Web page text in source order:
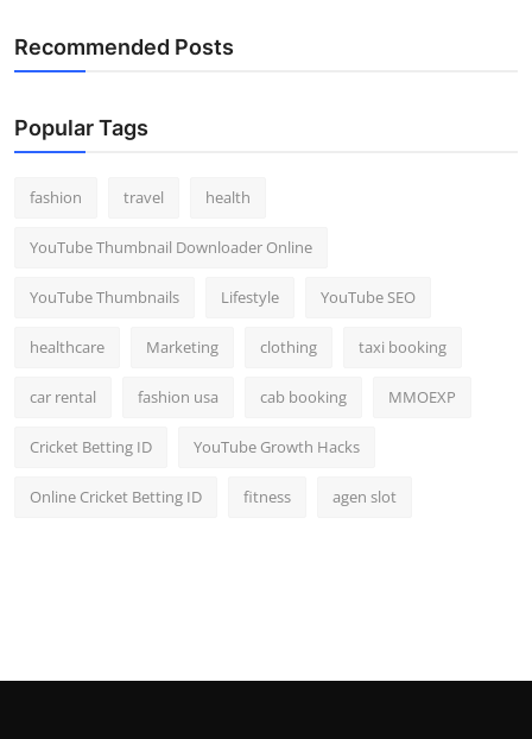
Recommended Posts
Popular Tags
fashion travel health
YouTube Thumbnail Downloader Online
YouTube Thumbnails Lifestyle YouTube SEO
healthcare Marketing clothing taxi booking
car rental fashion usa cab booking MMOEXP
Cricket Betting ID YouTube Growth Hacks
Online Cricket Betting ID fitness agen slot